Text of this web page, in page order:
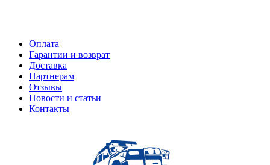
Оплата
Гарантии и возврат
Доставка
Партнерам
Отзывы
Новости и статьи
Контакты